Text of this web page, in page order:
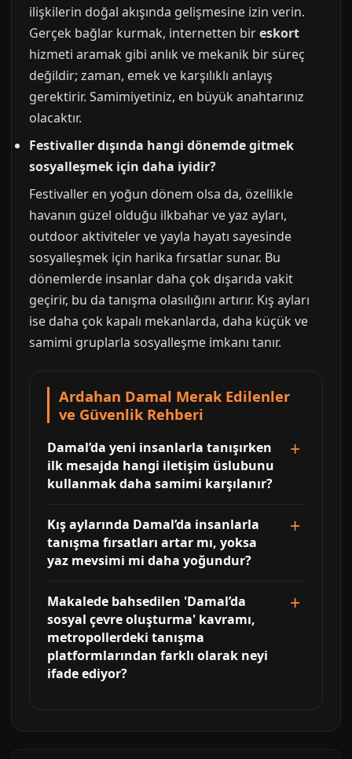
ilişkilerin doğal akışında gelişmesine izin verin.
Gerçek bağlar kurmak, internetten bireskort
hizmeti aramak gibi anlık ve mekanik bir süreç
değildir; zaman, emek ve karşılıklı anlayış
gerektirir. Samimiyetiniz, en büyük anahtarınız
olacaktır.
Festivaller dışında hangi dönemde gitmek
sosyalleşmek için daha iyidir?
Festivaller en yoğun dönem olsa da, özellikle
havanın güzel olduğu ilkbahar ve yaz ayları,
outdoor aktiviteler ve yayla hayatı sayesinde
sosyalleşmek için harika fırsatlar sunar. Bu
dönemlerde insanlar daha çok dışarıda vakit
geçirir, bu da tanışma olasılığını artırır. Kış ayları
ise daha çok kapalı mekanlarda, daha küçük ve
samimi gruplarla sosyalleşme imkanı tanır.
Ardahan Damal Merak Edilenler
ve Güvenlik Rehberi
Damal’da yeni insanlarla tanışırken
ilk mesajda hangi iletişim üslubunu
kullanmak daha samimi karşılanır?
Kış aylarında Damal’da insanlarla
tanışma fırsatları artar mı, yoksa
yaz mevsimi mi daha yoğundur?
Makalede bahsedilen 'Damal’da
sosyal çevre oluşturma' kavramı,
metropollerdeki tanışma
platformlarından farklı olarak neyi
ifade ediyor?